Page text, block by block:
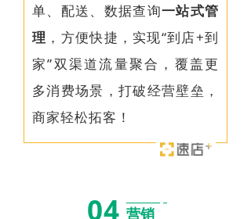
单、配送、数据查询一站式管
理 ，方便快捷，实现“到店+到
家”双渠道流量聚合，覆盖更
多消费场景，打破经营壁垒，
商家轻松拓客！
04 营销